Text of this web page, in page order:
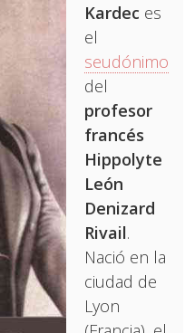
Kardec es
el
seudónimo
del
profesor
francés
Hippolyte
León
Denizard
Rivail.
Nació en la
ciudad de
Lyon